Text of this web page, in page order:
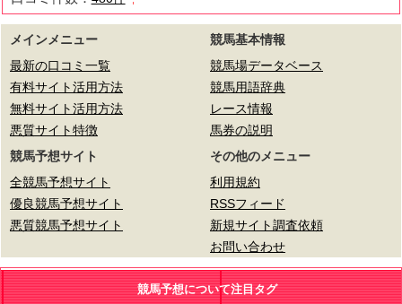
メインメニュー
最新の口コミ一覧
有料サイト活用方法
無料サイト活用方法
悪質サイト特徴
競馬基本情報
競馬場データベース
競馬用語辞典
レース情報
馬券の説明
競馬予想サイト
全競馬予想サイト
優良競馬予想サイト
悪質競馬予想サイト
その他のメニュー
利用規約
RSSフィード
新規サイト調査依頼
お問い合わせ
競馬予想について注目タグ